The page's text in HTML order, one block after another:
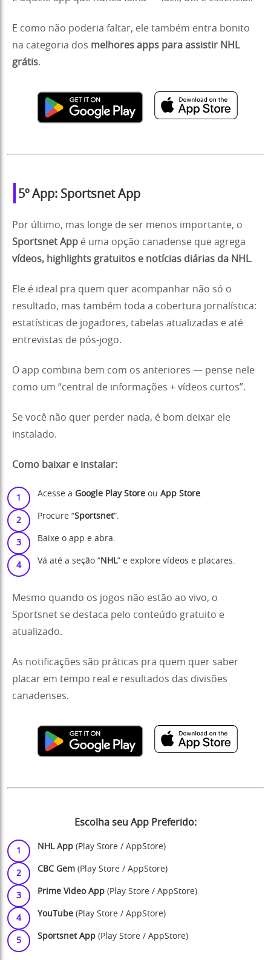
E como não poderia faltar, ele também entra bonito
na categoria dos melhores apps para assistir NHL
grátis.
5º App: Sportsnet App
Por último, mas longe de ser menos importante, o
Sportsnet App é uma opção canadense que agrega
vídeos, highlights gratuitos e notícias diárias da NHL.
Ele é ideal pra quem quer acompanhar não só o
resultado, mas também toda a cobertura jornalística:
estatísticas de jogadores, tabelas atualizadas e até
entrevistas de pós-jogo.
O app combina bem com os anteriores — pense nele
como um “central de informações + vídeos curtos”.
Se você não quer perder nada, é bom deixar ele
instalado.
Como baixar e instalar:
Acesse a Google Play Store ou App Store.
Procure “Sportsnet”.
Baixe o app e abra.
Vá até a seção “ NHL” e explore vídeos e placares.
Mesmo quando os jogos não estão ao vivo, o
Sportsnet se destaca pelo conteúdo gratuito e
atualizado.
As notificações são práticas pra quem quer saber
placar em tempo real e resultados das divisões
canadenses.
Escolha seu App Preferido:
NHL App ( Play Store / AppStore)
CBC Gem ( Play Store / AppStore)
Prime Video App ( Play Store / AppStore)
YouTube ( Play Store / AppStore)
Sportsnet App ( Play Store / AppStore)